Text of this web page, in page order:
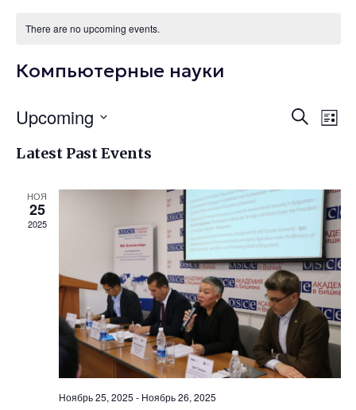
There are no upcoming events.
Компьютерные науки
Views
Search
List
Upcoming
date.
Latest Past Events
НОЯ
25
2025
Ноябрь 25, 2025 - Ноябрь 26, 2025